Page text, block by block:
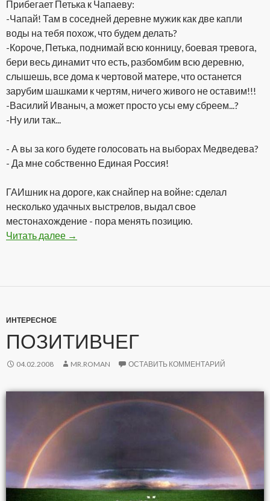
Прибегает Петька к Чапаеву:
-Чапай! Там в соседней деревне мужик как две капли
воды на тебя похож, что будем делать?
-Короче, Петька, поднимай всю конницу, боевая тревога,
бери весь динамит что есть, разбомбим всю деревню,
слышешь, все дома к чертовой матере, что останется
зарубим шашками к чертям, ничего живого не оставим!!!
-Василий Иваныч, а может просто усы ему сбреем...?
-Ну или так...
- А вы за кого будете голосовать на выборах Медведева?
- Да мне собственно Единая Россия!
ГАИшник на дороге, как снайпер на войне: сделал
несколько удачных выстрелов, выдал свое
местонахождение - пора менять позицию.
Читать далее Подборка Анекдотов
→
ИНТЕРЕСНОЕ
ПОЗИТИВЧЕГ
04.02.2008 MR.ROMAN ОСТАВИТЬ КОММЕНТАРИЙ